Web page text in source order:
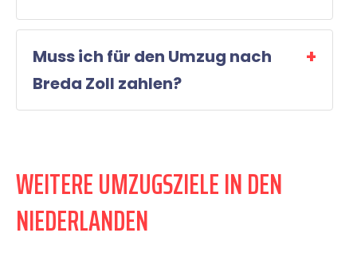
Muss ich für den Umzug nach
Breda Zoll zahlen?
WEITERE UMZUGSZIELE IN DEN
NIEDERLANDEN